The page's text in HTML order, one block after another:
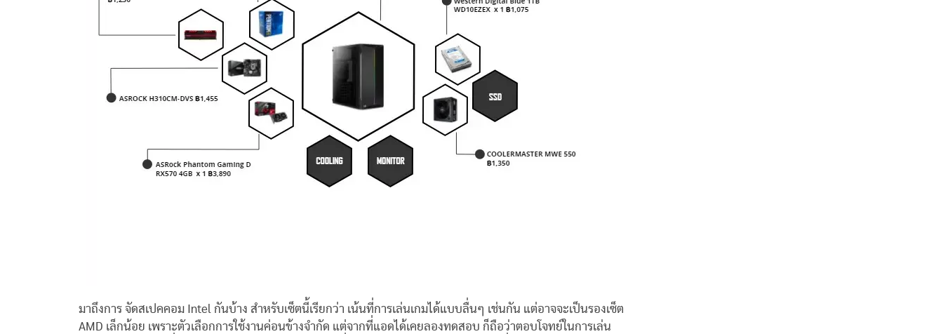
มาถึงการ จัดสเปคคอม Intel กันบ้าง สำหรับเซ็ตนี้เรียกว่า เน้นที่การเล่นเกมได้แบบลื่นๆ เช่นกัน แต่อาจจะเป็นรองเซ็ต
AMD เล็กน้อย เพราะตัวเลือกการใช้งานค่อนข้างจำกัด แต่จากที่แอดได้เคยลองทดสอบ ก็ถือว่าตอบโจทย์ในการเล่น